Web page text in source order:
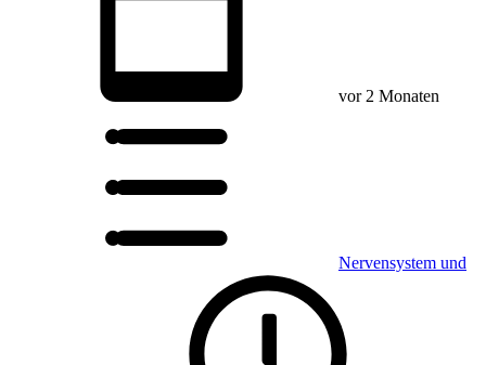
vor 2 Monaten
Nervensystem und